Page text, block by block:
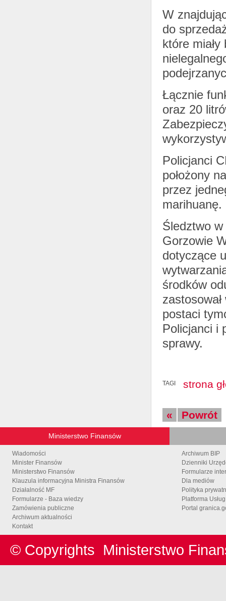
W
do
które
Łącznie
oraz 20
Policjanci
położony
przez
marihuanę.
Śledztwo
Gorzowie
dotyczące
środków
postaci
Policjanci i
sprawy.
TAGI strona
« Powrót
Ministerstwo Finansów
Wiadomości
Minister Finansów
Ministerstwo Finansów
Klauzula informacyjna Ministra Finansów
Działalność MF
Formularze - Baza wiedzy
Zamówienia publiczne
Archiwum aktualności
Kontakt
Archiwum BIP
Dzienniki
Formularze
Dla mediów
Polityka
Platforma
Portal
© Copyrights Ministerstwo